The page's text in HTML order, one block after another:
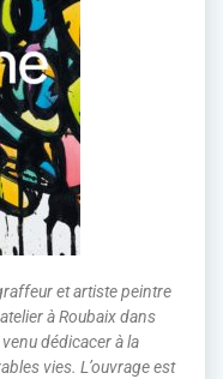
et artiste peintre
à Roubaix dans
dédicacer à la
vies. L’ouvrage est